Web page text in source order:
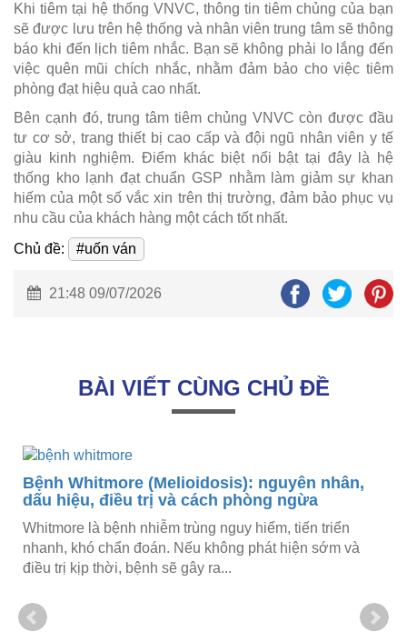
Khi tiêm tại hệ thống VNVC, thông tin tiêm chủng của bạn
sẽ được lưu trên hệ thống và nhân viên trung tâm sẽ thông
báo khi đến lịch tiêm nhắc. Bạn sẽ không phải lo lắng đến
việc quên mũi chích nhắc, nhằm đảm bảo cho việc tiêm
phòng đạt hiệu quả cao nhất.
Bên cạnh đó, trung tâm tiêm chủng VNVC còn được đầu
tư cơ sở, trang thiết bị cao cấp và đội ngũ nhân viên y tế
giàu kinh nghiệm. Điểm khác biệt nổi bật tại đây là hệ
thống kho lạnh đạt chuẩn GSP nhằm làm giảm sự khan
hiếm của một số vắc xin trên thị trường, đảm bảo phục vụ
nhu cầu của khách hàng một cách tốt nhất.
Chủ đề:
#uốn ván
21:48 09/07/2026
BÀI VIẾT CÙNG CHỦ ĐỀ
Bệnh Whitmore (Melioidosis): nguyên nhân,
dấu hiệu, điều trị và cách phòng ngừa
Whitmore là bệnh nhiễm trùng nguy hiểm, tiến triển
nhanh, khó chẩn đoán. Nếu không phát hiện sớm và
điều trị kịp thời, bệnh sẽ gây ra...